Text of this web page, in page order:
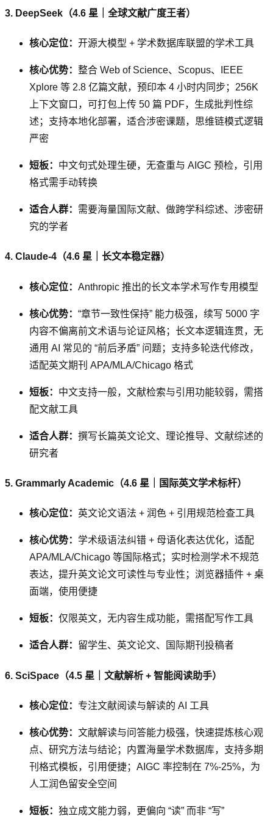
3. DeepSeek（4.6 星｜全球文献广度王者）
核心定位： 开源大模型 + 学术数据库联盟的学术工具
核心优势： 整合 Web of Science、Scopus、IEEE
Xplore 等 2.8 亿篇文献，预印本 4 小时内同步；256K
上下文窗口，可打包上传 50 篇 PDF，生成批判性综
述；支持本地化部署，适合涉密课题，思维链模式逻辑
严密
短板： 中文句式处理生硬，无查重与 AIGC 预检，引用
格式需手动转换
适合人群： 需要海量国际文献、做跨学科综述、涉密研
究的学者
4. Claude-4（4.6 星｜长文本稳定器）
核心定位： Anthropic 推出的长文本学术写作专用模型
核心优势： “章节一致性保持” 能力极强，续写 5000 字
内容不偏离前文术语与论证风格；长文本逻辑连贯，无
通用 AI 常见的 “前后矛盾” 问题；支持多轮迭代修改，
适配英文期刊 APA/MLA/Chicago 格式
短板： 中文支持一般，文献检索与引用功能较弱，需搭
配文献工具
适合人群： 撰写长篇英文论文、理论推导、文献综述的
研究者
5. Grammarly Academic（4.6 星｜国际英文学术标杆）
核心定位： 英文论文语法 + 润色 + 引用规范检查工具
核心优势： 学术级语法纠错 + 母语化表达优化，适配
APA/MLA/Chicago 等国际格式；实时检测学术不规范
表达，提升英文论文可读性与专业性；浏览器插件 + 桌
面端，使用便捷
短板： 仅限英文，无内容生成功能，需搭配写作工具
适合人群： 留学生、英文论文、国际期刊投稿者
6. SciSpace（4.5 星｜文献解析 + 智能阅读助手）
核心定位： 专注文献阅读与解读的 AI 工具
核心优势： 文献解读与问答能力极强，快速提炼核心观
点、研究方法与结论；内置海量学术数据库，支持多期
刊格式模板，引用便捷；AIGC 率控制在 7%-25%，为
人工润色留安全空间
短板： 独立成文能力弱，更偏向 “读” 而非 “写”